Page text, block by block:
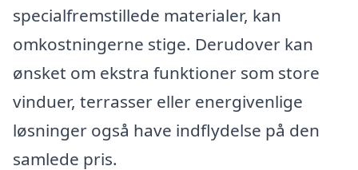
specialfremstillede materialer, kan
omkostningerne stige. Derudover kan
ønsket om ekstra funktioner som store
vinduer, terrasser eller energivenlige
løsninger også have indflydelse på den
samlede pris.